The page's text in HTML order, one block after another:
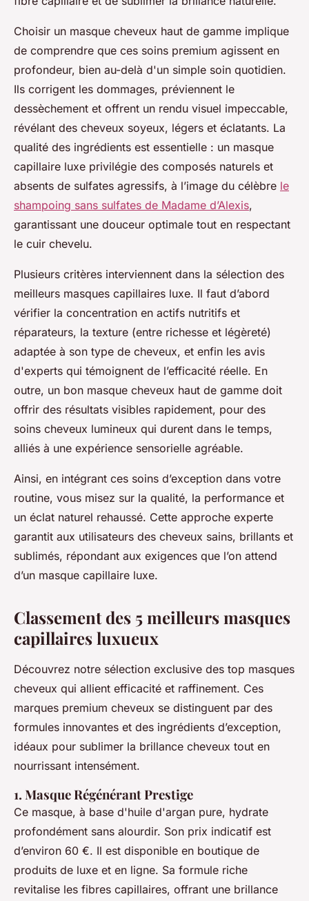
Choisir un masque cheveux haut de gamme implique
de comprendre que ces soins premium agissent en
profondeur, bien au-delà d'un simple soin quotidien.
Ils corrigent les dommages, préviennent le
dessèchement et offrent un rendu visuel impeccable,
révélant des cheveux soyeux, légers et éclatants. La
qualité des ingrédients est essentielle : un masque
capillaire luxe privilégie des composés naturels et
absents de sulfates agressifs, à l’image du célèbre le
shampoing sans sulfates de Madame d’Alexis,
garantissant une douceur optimale tout en respectant
le cuir chevelu.
Plusieurs critères interviennent dans la sélection des
meilleurs masques capillaires luxe. Il faut d’abord
vérifier la concentration en actifs nutritifs et
réparateurs, la texture (entre richesse et légèreté)
adaptée à son type de cheveux, et enfin les avis
d'experts qui témoignent de l’efficacité réelle. En
outre, un bon masque cheveux haut de gamme doit
offrir des résultats visibles rapidement, pour des
soins cheveux lumineux qui durent dans le temps,
alliés à une expérience sensorielle agréable.
Ainsi, en intégrant ces soins d’exception dans votre
routine, vous misez sur la qualité, la performance et
un éclat naturel rehaussé. Cette approche experte
garantit aux utilisateurs des cheveux sains, brillants et
sublimés, répondant aux exigences que l’on attend
d’un masque capillaire luxe.
Classement des 5 meilleurs masques
capillaires luxueux
Découvrez notre sélection exclusive des top masques
cheveux qui allient efficacité et raffinement. Ces
marques premium cheveux se distinguent par des
formules innovantes et des ingrédients d’exception,
idéaux pour sublimer la brillance cheveux tout en
nourrissant intensément.
1. Masque Régénérant Prestige
Ce masque, à base d'huile d'argan pure, hydrate
profondément sans alourdir. Son prix indicatif est
d’environ 60 €. Il est disponible en boutique de
produits de luxe et en ligne. Sa formule riche
revitalise les fibres capillaires, offrant une brillance